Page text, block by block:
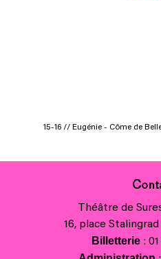
15-16 // Eugénie - Côme de
Théâtre de
16, place Stalingrad
Billetterie: 01